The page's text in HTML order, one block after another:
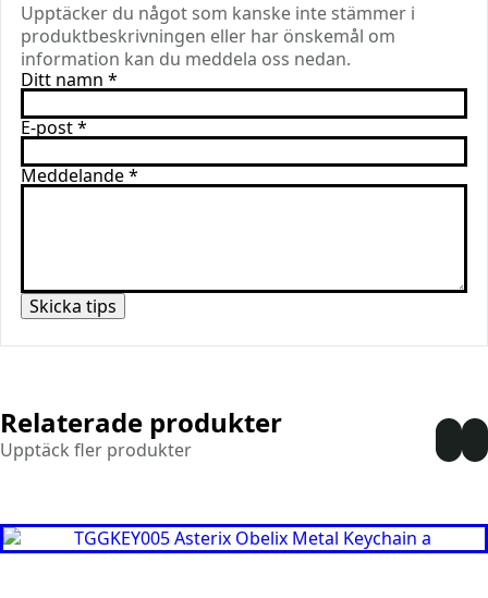
Upptäcker du något som kanske inte stämmer i
produktbeskrivningen eller har önskemål om
information kan du meddela oss nedan.
Ditt namn *
E-post*
Meddelande*
Skicka tips
Relaterade produkter
Upptäck fler produkter